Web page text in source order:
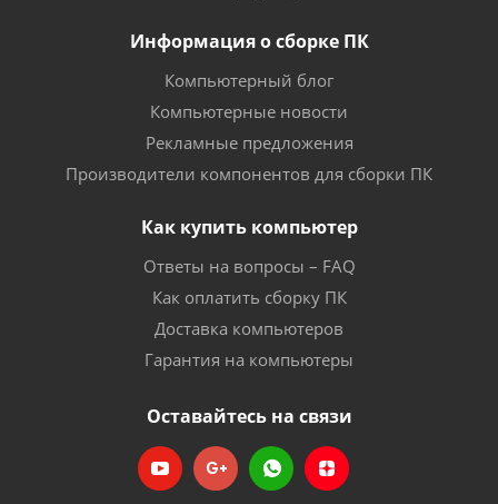
Информация о сборке ПК
Компьютерный блог
Компьютерные новости
Рекламные предложения
Производители компонентов для сборки ПК
Как купить компьютер
Ответы на вопросы – FAQ
Как оплатить сборку ПК
Доставка компьютеров
Гарантия на компьютеры
Оставайтесь на связи